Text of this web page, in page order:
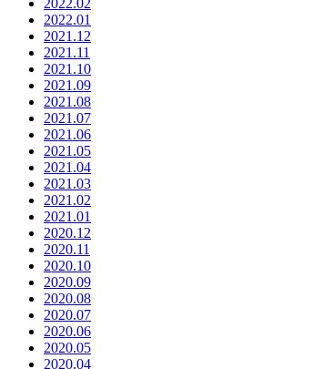
2022.02
2022.01
2021.12
2021.11
2021.10
2021.09
2021.08
2021.07
2021.06
2021.05
2021.04
2021.03
2021.02
2021.01
2020.12
2020.11
2020.10
2020.09
2020.08
2020.07
2020.06
2020.05
2020.04